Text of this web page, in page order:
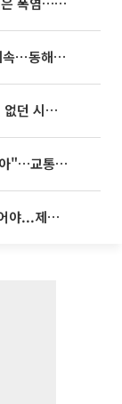
[내일 날씨] 폭염 한풀 꺾여도 무더위 계속⋯동해안 이틀 연속 비
임영웅, 어느덧 데뷔 10주년⋯"가진 것 없던 시절, 내 앞엔 20명의 팬뿐"
'굿 윌 헌팅' 배우 "기아 EV2 덕분에 살아"…교통사고 후 안전성 극찬
李대통령 “청년이 결혼 망설이는 일 없어야...제도상 불이익 조사”